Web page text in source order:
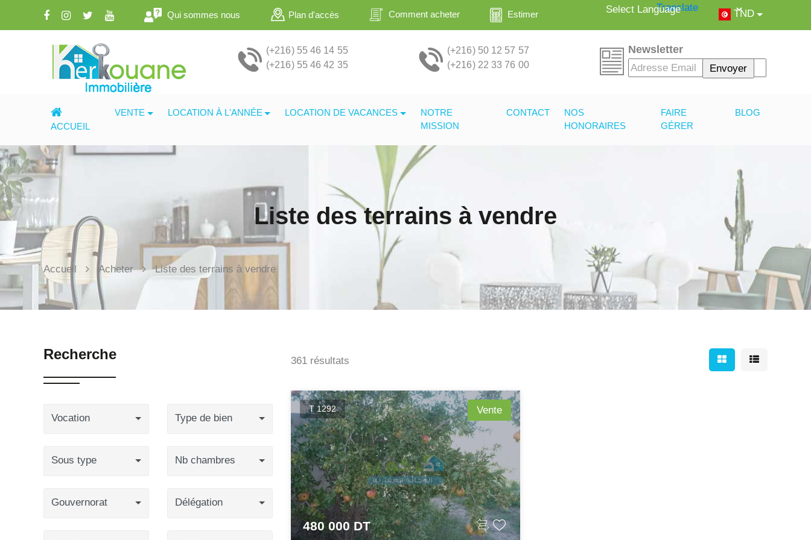
Qui sommes nous Plan d'accès Comment acheter Estimer
Powered byTranslate
TND
(+216) 55 46 14 55
(+216) 55 46 42 35
(+216) 50 12 57 57
(+216) 22 33 76 00
Newsletter
ACCUEIL
VENTE LOCATION À L'ANNÉE LOCATION DE VACANCES
NOTRE
MISSION
CONTACT
NOS
HONORAIRES
FAIRE
GÉRER
BLOG
Liste des terrains à vendre
Accueil Acheter Liste des terrains à vendre
Recherche
Vocation Type de bien
Sous type Nb chambres
Gouvernorat Délégation
361 résultats
Vente
T 1292
480 000 DT